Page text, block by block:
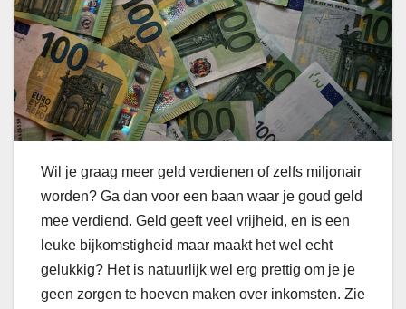
Wil je graag meer geld verdienen of zelfs miljonair
worden? Ga dan voor een baan waar je goud geld
mee verdiend. Geld geeft veel vrijheid, en is een
leuke bijkomstigheid maar maakt het wel echt
gelukkig? Het is natuurlijk wel erg prettig om je je
geen zorgen te hoeven maken over inkomsten. Zie